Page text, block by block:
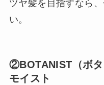
ツヤ髪を目指すなら
い。
②BOTANIST（ボ
モイスト